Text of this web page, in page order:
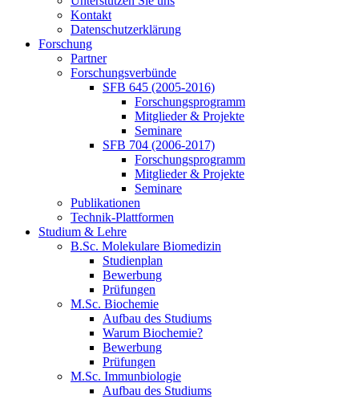
Kontakt
Datenschutzerklärung
Forschung
Partner
Forschungsverbünde
SFB 645 (2005-2016)
Forschungsprogramm
Mitglieder & Projekte
Seminare
SFB 704 (2006-2017)
Forschungsprogramm
Mitglieder & Projekte
Seminare
Publikationen
Technik-Plattformen
Studium & Lehre
B.Sc. Molekulare Biomedizin
Studienplan
Bewerbung
Prüfungen
M.Sc. Biochemie
Aufbau des Studiums
Warum Biochemie?
Bewerbung
Prüfungen
M.Sc. Immunbiologie
Aufbau des Studiums